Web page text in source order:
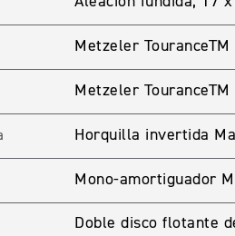
Metzeler
Metzeler
Horquilla invertida
Mono-amortiguador
Doble disco flotante